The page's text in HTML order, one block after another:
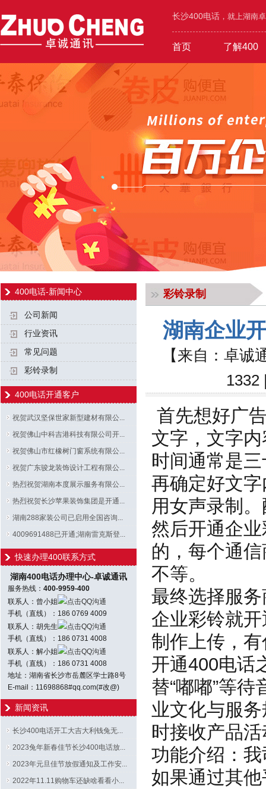
长沙400电话 ，就上湖南
首页 了解400
400价值 400功能
600元年套餐
工业/环保/能源 机械/设备/五金
400电话-新闻中心
公司新闻
行业资讯
常见问题
彩铃录制
400电话开通客户
祝贺武汉坚保世家新型建材有限公...
祝贺佛山中科吉港科技有限公司开...
祝贺佛山市红橡树门窗系统有限公...
祝贺广东骏龙装饰设计工程有限公...
热烈祝贺湖南本度展示服务有限公...
热烈祝贺长沙苹果装饰集团是开通...
湖南288家装公司已启用全国咨询...
4009691488已开通;湖南雷克斯登...
快速办理400联系方式
湖南400电话办理中心-卓诚通讯
服务热线： 400-9959-400
联系人：曾小姐
点击QQ沟通
手机（直线）：186 0769 4009
联系人：胡先生
点击QQ沟通
手机（直线）：186 0731 4008
联系人：解小姐
点击QQ沟通
手机（直线）：186 0731 4008
地址：湖南省长沙市岳麓区学士路8号
E-mail：11698868#qq.com(#改@)
新闻资讯
长沙400电话开工大吉大利钱兔无...
2023兔年新春佳节长沙400电话放...
2023年元旦佳节放假通知及工作安...
2022年11.11购物车还缺啥看看小...
彩铃录制
湖南企业
【来自：卓诚
1332
首先想好广
文字，文字
时间通常是
再确定好文
用女声录制
然后开通企
的，每个通
不等。
最终选择服
企业彩铃就
制作上传，
开通400电话
替“嘟嘟”等
业文化与服
时接收产品
功能介绍：
如果通过其